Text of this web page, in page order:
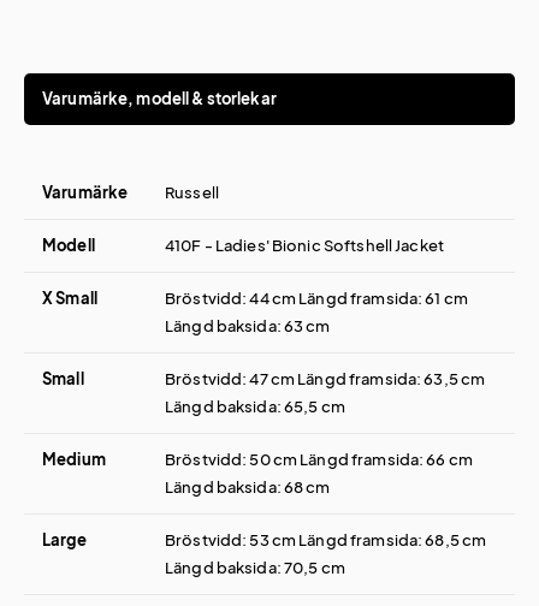
Varumärke, modell & storlekar
Varumärke Russell
Modell 410F - Ladies' Bionic Softshell Jacket
X Small
Bröstvidd: 44 cm Längd framsida: 61 cm
Längd baksida: 63 cm
Small
Bröstvidd: 47 cm Längd framsida: 63,5 cm
Längd baksida: 65,5 cm
Medium
Bröstvidd: 50 cm Längd framsida: 66 cm
Längd baksida: 68 cm
Large
Bröstvidd: 53 cm Längd framsida: 68,5 cm
Längd baksida: 70,5 cm